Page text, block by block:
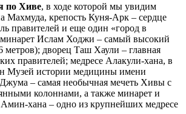
по Хиве, в ходе которой мы увидим
Махмуда, крепость Куня-Арк – сердце
правителей и еще один «город в
минарет Ислам Ходжи – самый высокий
дворец Таш Хаули – главная
правителей; медресе Алакули-хана, в
Музей истории медицины имени
– самая необычная мечеть Хивы с
колоннами, а также минарет и
хана – одно из крупнейших медресе